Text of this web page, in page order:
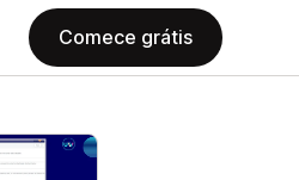
Comece grátis